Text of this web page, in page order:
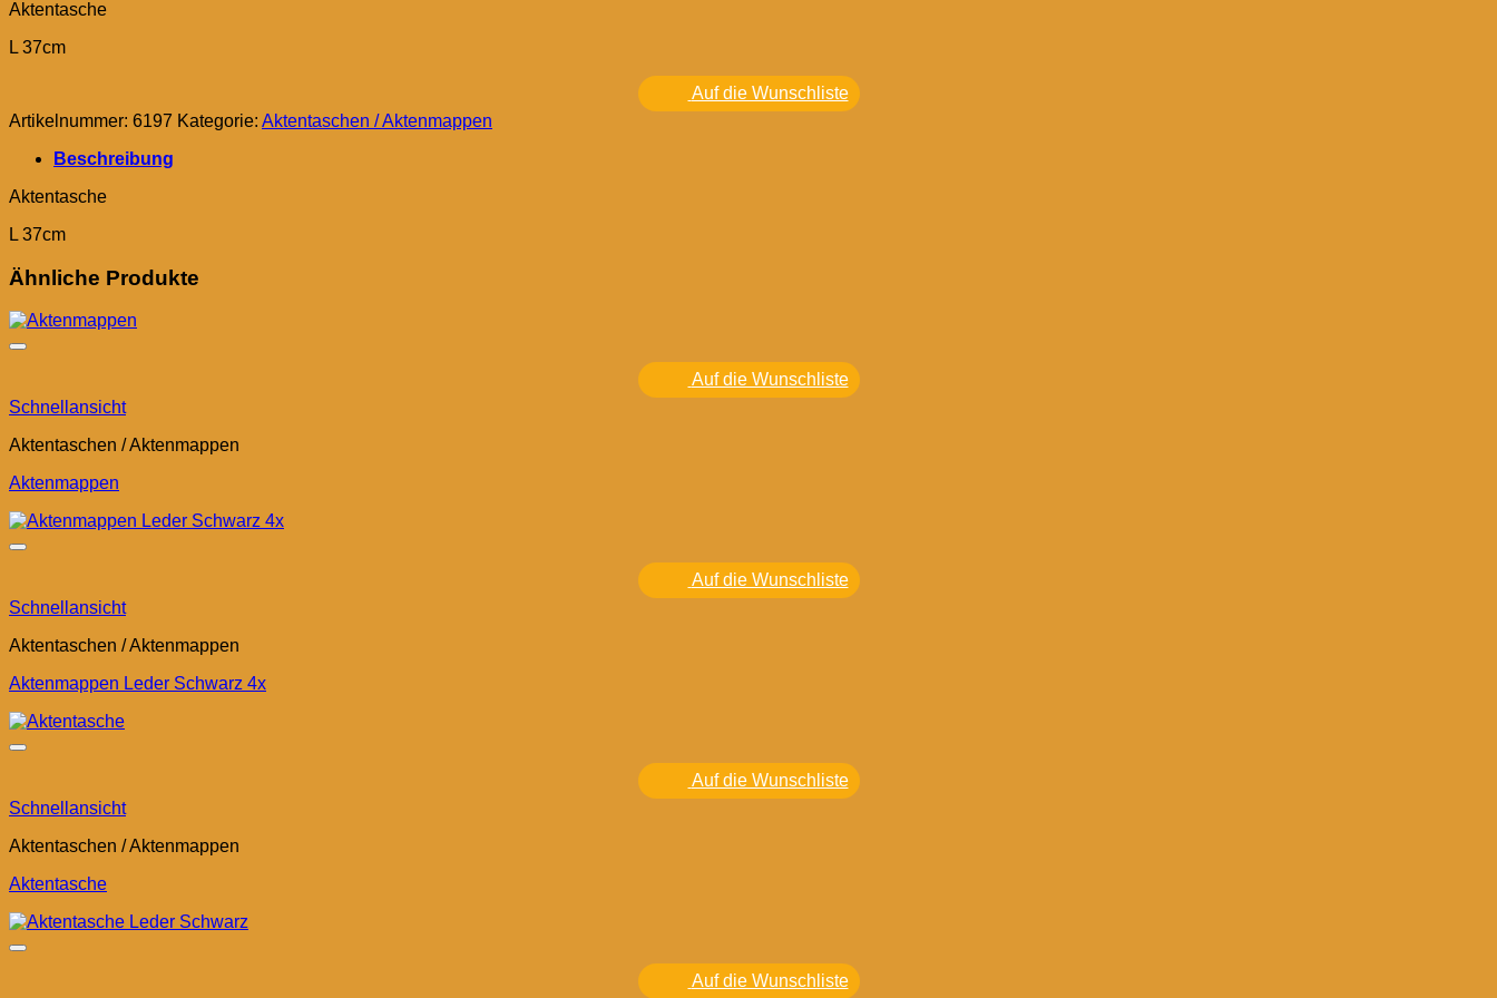
Aktentasche
L 37cm
Auf die Wunschliste
Artikelnummer: 6197 Kategorie: Aktentaschen / Aktenmappen
Beschreibung
Aktentasche
L 37cm
Ähnliche Produkte
Auf die Wunschliste
Schnellansicht
Aktentaschen / Aktenmappen
Aktenmappen
Auf die Wunschliste
Schnellansicht
Aktentaschen / Aktenmappen
Aktenmappen Leder Schwarz 4x
Auf die Wunschliste
Schnellansicht
Aktentaschen / Aktenmappen
Aktentasche
Auf die Wunschliste